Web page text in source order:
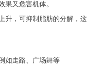
果又危害机体。
，可抑制脂肪的分解，这
走路、广场舞等